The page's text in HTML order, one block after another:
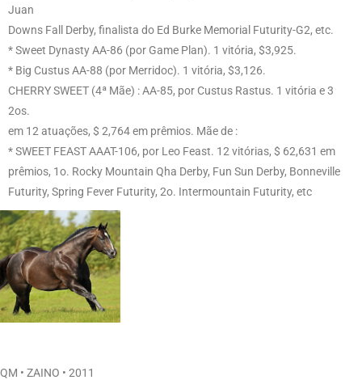
Juan
Downs Fall Derby, finalista do Ed Burke Memorial Futurity-G2, etc.
* Sweet Dynasty AA-86 (por Game Plan). 1 vitória, $3,925.
* Big Custus AA-88 (por Merridoc). 1 vitória, $3,126.
CHERRY SWEET (4ª Mãe) : AA-85, por Custus Rastus. 1 vitória e 3
2os.
em 12 atuações, $ 2,764 em prêmios. Mãe de :
* SWEET FEAST AAAT-106, por Leo Feast. 12 vitórias, $ 62,631 em
prêmios, 1o. Rocky Mountain Qha Derby, Fun Sun Derby, Bonneville
Futurity, Spring Fever Futurity, 2o. Intermountain Futurity, etc
QM • ZAINO • 2011